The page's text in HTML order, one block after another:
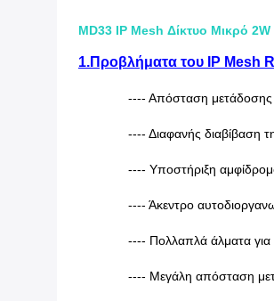
MD33 IP Mesh Δίκτυο Μικρό
1.Προβλήματα του IP Mesh
---- Απόσταση
---- Διαφανής διαβίβαση
---- Υποστήριξη
---- Άκεντρο
---- Πολλαπλά άλματα για
---- Μεγάλη απόσταση